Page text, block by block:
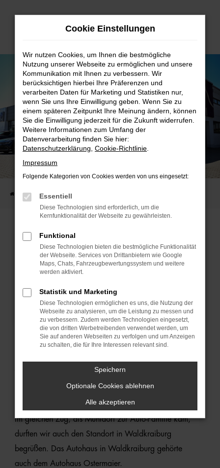
Zum
AUTOHAUS OSTERMAIER GMBH
STANDORT WALDKRAIBURG
Startseite Standorte
AUTOHAUS OSTERMAIER GMBH
STANDORT
WALDKRAIBURG
Im gleichen Zug, als Mühldorf zur Auto-Familie kam,
durften wir auch den Standort in Waldkraiburg
begrüßen. Das Autohaus in Waldkraiburg gehörte
auch dem Autohaus Ostermaier.
Cookie Einstellungen
Wir nutzen Cookies, um Ihnen die bestmögliche
Nutzung unserer Webseite zu ermöglichen und unsere
Kommunikation mit Ihnen zu verbessern. Wir
berücksichtigen hierbei Ihre Präferenzen und
verarbeiten Daten für Marketing und Statistiken nur,
wenn Sie uns Ihre Einwilligung geben. Wenn Sie zu
einem späteren Zeitpunkt Ihre Meinung ändern, können
Sie die Einwilligung jederzeit für die Zukunft widerrufen.
Weitere Informationen zum Umfang der
Datenverarbeitung finden Sie hier:
Datenschutzerklärung Cookie-Richtlinie
Impressum
Folgende Kategorien von Cookies werden von uns eingesetzt:
Essentiell
Diese Technologien sind erforderlich, um die
Kernfunktionalität der Webseite zu gewährleisten.
Funktional
Diese Technologien bieten die bestmögliche Funktionalität
der Webseite. Services von Drittanbietern wie Google
Maps, Chats, Fahrzeugbewertungssystem und weitere
werden aktiviert.
Statistik und Marketing
Diese Technologien ermöglichen es uns, die Nutzung der
Webseite zu analysieren, um die Leistung zu messen und
zu verbessern. Zudem werden Technologien eingesetzt,
die von dritten Werbetreibenden verwendet werden, um
Sie auf anderen Webseiten zu verfolgen und um Anzeigen
zu schalten, die für Ihre Interessen relevant sind.
Speichern
Optionale Cookies ablehnen
Alle akzeptieren